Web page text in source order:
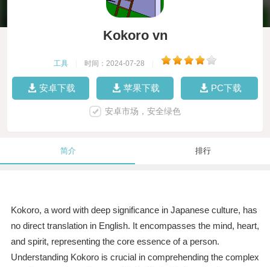
Kokoro vn
工具 时间：2024-07-28
安卓下载 苹果下载 PC下载
安卓市场，安全绿色
简介 排行
Kokoro, a word with deep significance in Japanese culture, has
no direct translation in English. It encompasses the mind, heart,
and spirit, representing the core essence of a person.
Understanding Kokoro is crucial in comprehending the complex